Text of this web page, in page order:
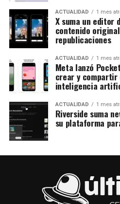
ACTUALIDAD 1 mes
X suma un editor
contenido
republicaciones
ACTUALIDAD 1 mes
Meta lanzó
crear y compartir
inteligencia
ACTUALIDAD 1 mes
Riverside suma
su plataforma